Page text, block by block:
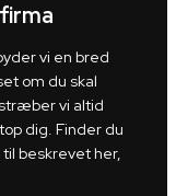
vi en bred
om du skal
vi altid
dig. Finder du
beskrevet her,